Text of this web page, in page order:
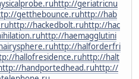
http://geriatricnu
getthebounce.ruhttp://hab
http://hackedbolt.ruhttp://hac
http://haemagglutini
http://halforderfri
hallofresidence.ruhttp://halt
handportedhead.ruhttp://